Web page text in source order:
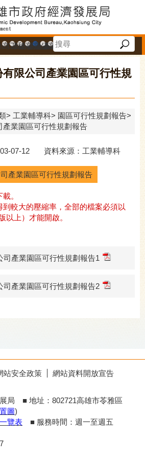
市政府中小企業升級輔導網站
大港創艦
高雄金融科技創新園區
工廠登記線上申辦系統
和發產業園區
高雄工業資訊平台
高雄本洲產業園區服務中心
公司、商業登記主題網
高雄市友善商家
高雄市政府經濟發展局-
工業管線防災教育資
高雄市綠能管理資
高雄市綠能管理
高雄淨零商轉
高雄招商網
高雄會展網
專刊『
雄心
「我
限公司產業園區可行性規
工業輔導科
園區可行性規劃報告
業園區可行性規劃報告
07-12 資料來源：工業輔導科
產業園區可行性規劃報告
。
較大的壓縮率，全部的檔案必須以
以上）才能開啟。
司產業園區可行性規劃報告1
司產業園區可行性規劃報告2
站安全政策
網站資料開放宣告
局 ■ 地址：802721高雄市苓雅區
圖)
覽表
■ 服務時間：週一至週五